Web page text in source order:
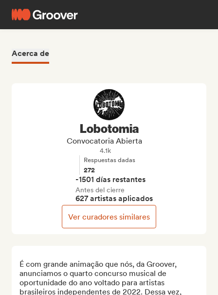
Acerca de
É com grande animação que nós, da Groover,
anunciamos o quarto concurso musical de
oportunidade do ano voltado para artistas
brasileiros independentes de 2022. Dessa vez,
Lobotomia
Convocatoria Abierta
4.1k
Respuestas dadas
272
-1501 días restantes
Antes del cierre
627 artistas aplicados
Ver curadores similares